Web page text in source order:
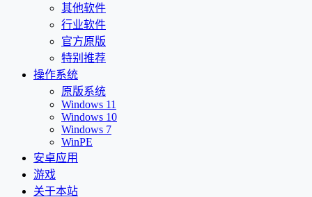
其他软件
行业软件
官方原版
特别推荐
操作系统
原版系统
Windows 11
Windows 10
Windows 7
WinPE
安卓应用
游戏
关于本站